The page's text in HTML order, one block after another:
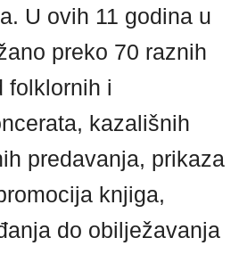
U ovih 11 godina u
preko 70 raznih
folklornih i
kazališnih
predavanja, prikaza
knjiga,
do obilježavanja